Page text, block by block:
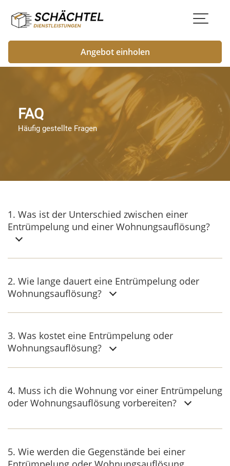
content
Angebot einholen
FAQ
FAQ
Häufig gestellte Fragen
1. Was ist der Unterschied zwischen einer
Entrümpelung und einer Wohnungsauflösung?
2. Wie lange dauert eine Entrümpelung oder
Wohnungsauflösung?
3. Was kostet eine Entrümpelung oder
Wohnungsauflösung?
4. Muss ich die Wohnung vor einer Entrümpelung
oder Wohnungsauflösung vorbereiten?
5. Wie werden die Gegenstände bei einer